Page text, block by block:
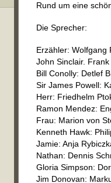
Rund um eine
Die Sprecher:
Erzähler: Wolfgang
John Sinclair.
Bill Conolly: Detlef
Sir James Powell:
Herr: Friedhelm
Ramon Mendez:
Frau: Marion von
Kenneth Hawk:
Jamie: Anja
Nathan: Dennis
Gloria Simpson:
Jim Donovan: